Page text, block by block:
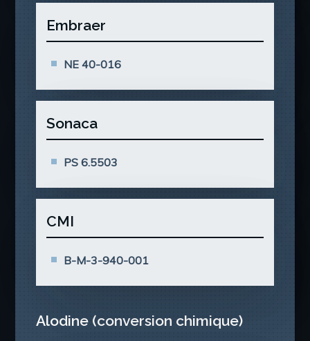
Embraer
NE 40-016
Sonaca
PS 6.5503
CMI
B-M-3-940-001
Alodine (conversion chimique)